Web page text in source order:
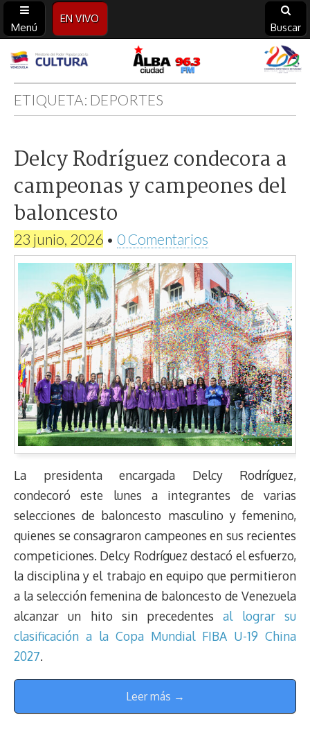
Menú
EN VIVO
Buscar
Alba
Ciudad
96.3
FM
ETIQUETA: DEPORTES
Delcy Rodríguez condecora a
campeonas y campeones del
baloncesto
23 junio, 2026 • 0 Comentarios
La presidenta encargada Delcy Rodríguez,
condecoró este lunes a integrantes de varias
selecciones de baloncesto masculino y femenino,
quienes se consagraron campeones en sus recientes
competiciones. Delcy Rodríguez destacó el esfuerzo,
la disciplina y el trabajo en equipo que permitieron
a la selección femenina de baloncesto de Venezuela
alcanzar un hito sin precedentesal lograr su
clasificación a la Copa Mundial FIBA U-19 China
2027.
Leer más →